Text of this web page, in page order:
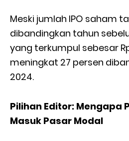
Meski jumlah IPO saham
dibandingkan tahun
yang terkumpul sebesar
meningkat 27 persen
2024.
Pilihan Editor: Mengapa
Masuk Pasar Modal